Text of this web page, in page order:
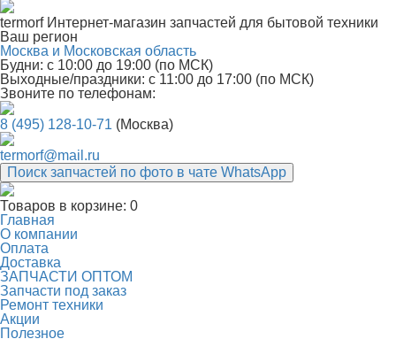
termorf Интернет-магазин запчастей для бытовой техники
Ваш регион
Москва и Московская область
Будни: с 10:00 до 19:00 (по МСК)
Выходные/праздники: с 11:00 до 17:00 (по МСК)
Звоните по телефонам:
8 (495) 128-10-71 (Москва)
termorf@mail.ru
Поиск запчастей по фото в чате WhatsApp
Товаров в корзине: 0
Главная
О компании
Оплата
Доставка
ЗАПЧАСТИ ОПТОМ
Запчасти под заказ
Ремонт техники
Акции
Полезное